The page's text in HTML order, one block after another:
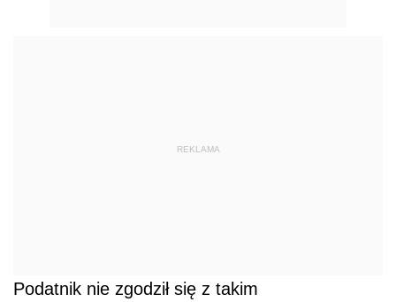
REKLAMA
Podatnik nie zgodził się z takim